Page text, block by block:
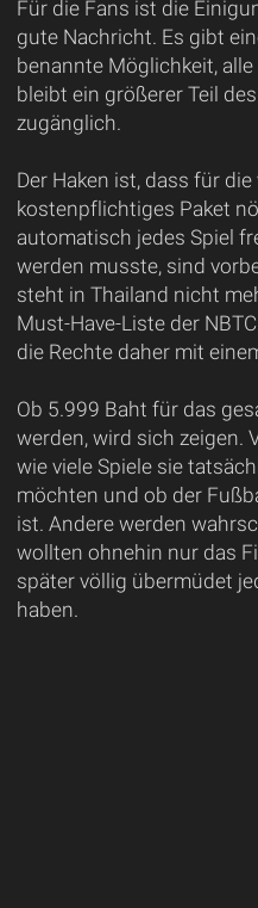
Für die Fans ist die
gute Nachricht. Es gibt
benannte Möglichkeit,
bleibt ein größerer Teil
zugänglich.
Der Haken ist, dass für
kostenpflichtiges Paket
automatisch jedes Spiel
werden musste, sind
steht in Thailand nicht
Must-Have-Liste der
die Rechte daher mit
Ob 5.999 Baht für das
werden, wird sich zeigen.
wie viele Spiele sie
möchten und ob der
ist. Andere werden
wollten ohnehin nur das
später völlig übermüdet
haben.